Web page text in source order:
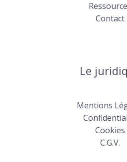
Contact
Le
Mentions
Cookies
C.G.V.